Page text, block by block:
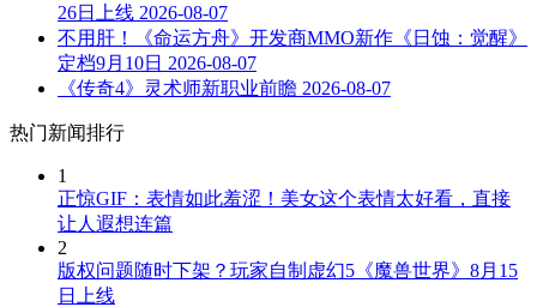
26日上线 2026-08-07
不用肝！《命运方舟》开发商MMO新作《日蚀：觉醒》
定档9月10日 2026-08-07
《传奇4》灵术师新职业前瞻 2026-08-07
热门新闻排行
1
正惊GIF：表情如此羞涩！美女这个表情太好看，直接
让人遐想连篇
2
版权问题随时下架？玩家自制虚幻5《魔兽世界》8月15
日上线